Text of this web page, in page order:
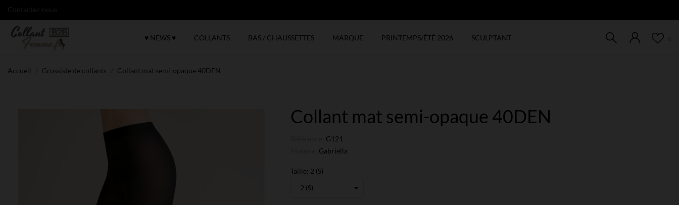
♥ NEWS ♥ COLLANTS BAS / CHAUSSETTES MARQUE PRINTEMPS/ÉTÉ 2026 SCULPTANT
Accueil Grossiste de collants Collant mat semi-opaque 40DEN
Collant mat semi-opaque 40DEN
G121
Gabriella
Taille: 2 (S)